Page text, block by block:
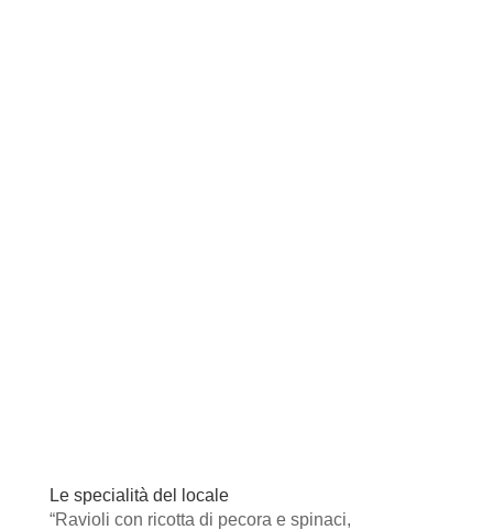
Le specialità del locale
“Ravioli con ricotta di pecora e spinaci,